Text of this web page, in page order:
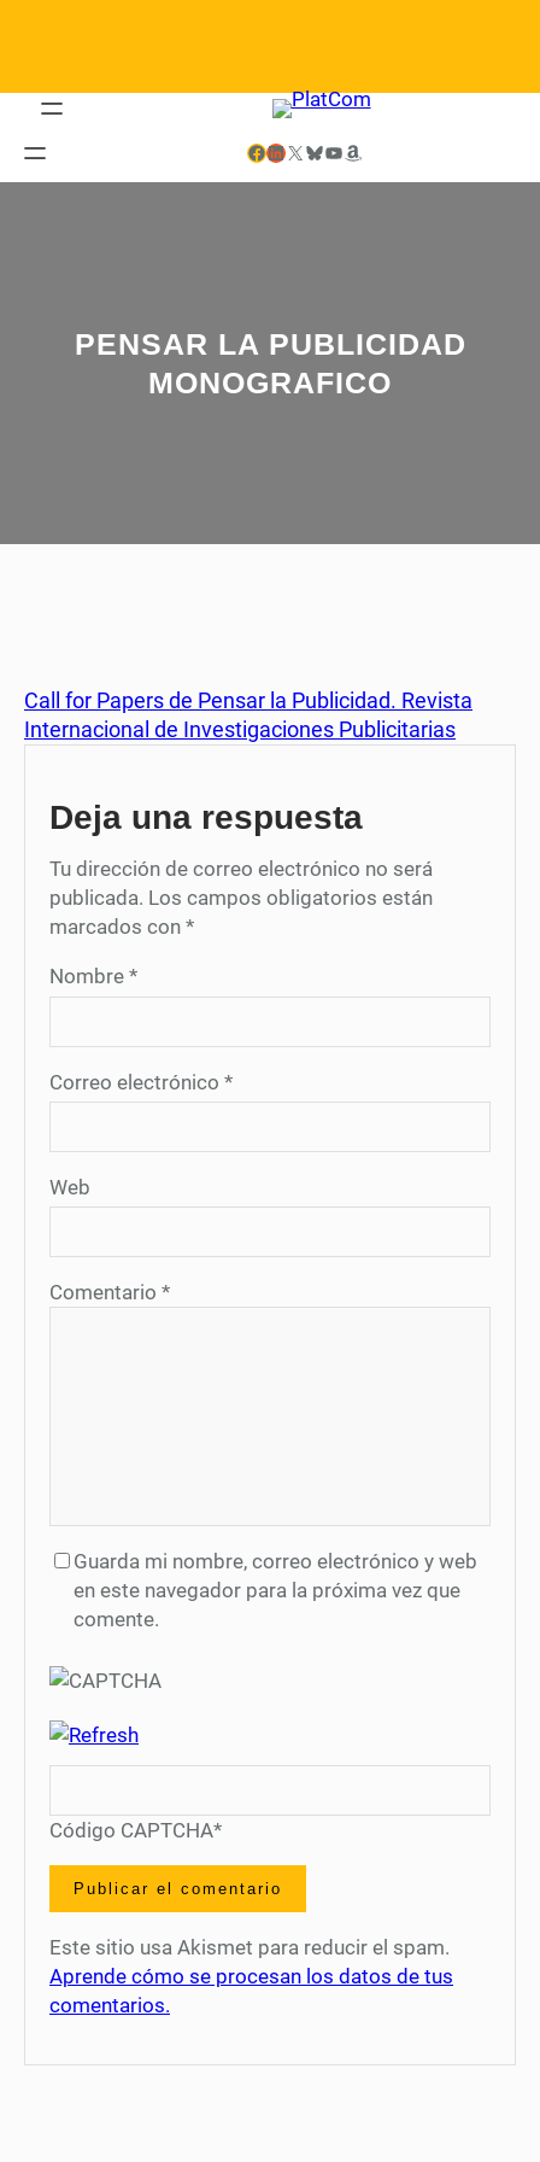
Facebook LinkedIn X Bluesky YouTube Amazon
PENSAR LA PUBLICIDAD
MONOGRAFICO
Call for Papers de Pensar la Publicidad. Revista
Internacional de Investigaciones Publicitarias
Deja una respuesta
Tu dirección de correo electrónico no será
publicada. Los campos obligatorios están
marcados con *
Nombre *
Correo electrónico *
Web
Comentario *
Guarda mi nombre, correo electrónico y web
en este navegador para la próxima vez que
comente.
Código CAPTCHA*
Este sitio usa Akismet para reducir el spam.
Aprende cómo se procesan los datos de tus
comentarios.